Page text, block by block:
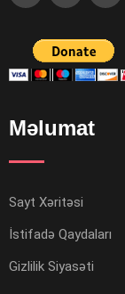
Məlumat
Sayt Xəritəsi
İstifadə Qaydaları
Gizlilik Siyasəti